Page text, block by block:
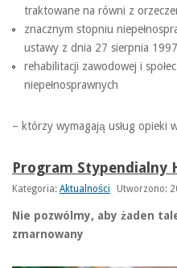
traktowane na równi z
znacznym stopniu
ustawy z dnia 27 sierpnia
rehabilitacji zawodowej i
niepełnosprawnych
– którzy wymagają usług opieki
Program Stypendialny
Kategoria: Aktualności Utworzono:
Nie pozwólmy, aby żaden
zmarnowany